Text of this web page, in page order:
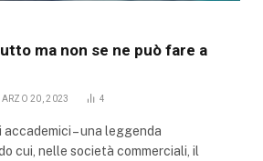
ma non se ne può fare a
20, 2023 4
– una leggenda
cui, nelle società commerciali, il